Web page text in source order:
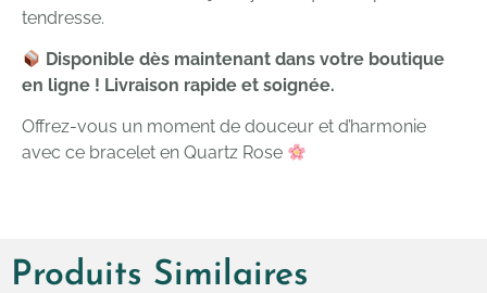
tendresse.
Disponible dès maintenant dans votre boutique
en ligne ! Livraison rapide et soignée.
Offrez-vous un moment de douceur et d’harmonie
avec ce bracelet en Quartz Rose
Produits Similaires